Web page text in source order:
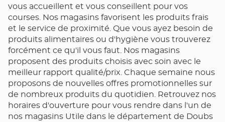
vous accueillent et vous conseillent pour vos
courses. Nos magasins favorisent les produits frais
et le service de proximité. Que vous ayez besoin de
produits alimentaires ou d'hygiène vous trouverez
forcément ce qu'il vous faut. Nos magasins
proposent des produits choisis avec soin avec le
meilleur rapport qualité/prix. Chaque semaine nous
proposons de nouvelles offres promotionnelles sur
de nombreux produits du quotidien. Retrouvez nos
horaires d'ouverture pour vous rendre dans l'un de
nos magasins Utile dans le département de Doubs